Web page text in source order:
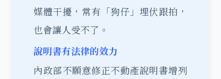
媒體干擾，常有「狗仔」埋伏跟拍，
也會讓人受不了。
說明書有法律的效力
內政部不願意修正不動產說明書增列